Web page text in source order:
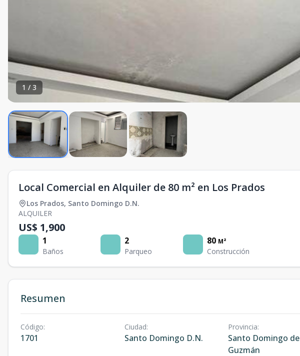
1 / 3
Local Comercial en Alquiler de 80 m² en Los Prados
Los Prados, Santo Domingo D.N.
ALQUILER
US$ 1,900
1
Baños
2
Parqueo
80 M²
Construcción
Resumen
Código:
1701
Ciudad:
Santo Domingo D.N.
Provincia:
Santo Domingo de
Guzmán